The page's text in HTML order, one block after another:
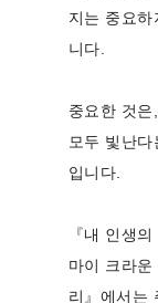
지는 중요하
니다.
중요한 것은
모두 빛난다
입니다.
『내 인생의
마이 크라운
리』에서는